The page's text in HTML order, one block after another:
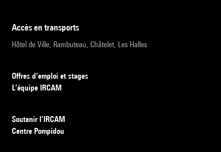
accès en transports
Hôtel de Ville, Rambuteau, Châtelet, Les Halles
Offres d’emploi et stages
L’équipe IRCAM
Soutenir l’IRCAM
Centre Pompidou